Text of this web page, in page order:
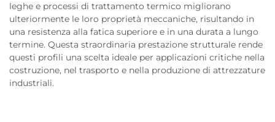
leghe e processi di trattamento termico migliorano
ulteriormente le loro proprietà meccaniche, risultando in
una resistenza alla fatica superiore e in una durata a lungo
termine. Questa straordinaria prestazione strutturale rende
questi profili una scelta ideale per applicazioni critiche nella
costruzione, nel trasporto e nella produzione di attrezzature
industriali.